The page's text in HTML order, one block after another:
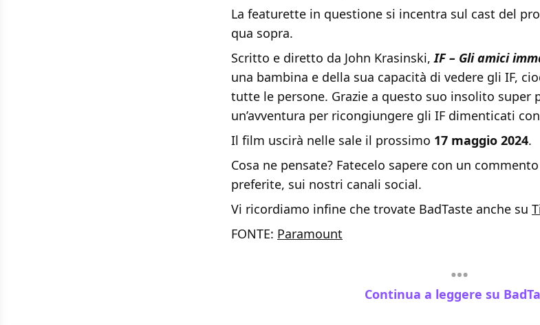
La featurette in questione si incentra sul cast del
qua sopra.
Scritto e diretto da John Krasinski,IF – Gli amici
una bambina e della sua capacità di vedere gli IF,
tutte le persone. Grazie a questo suo insolito super
un’avventura per ricongiungere gli IF dimenticati
Il film uscirà nelle sale il prossimo 17 maggio 2024.
Cosa ne pensate? Fatecelo sapere con un
preferite, sui nostri canali social.
Vi ricordiamo infine che trovate BadTaste anche su
FONTE: Paramount
Continua a leggere su